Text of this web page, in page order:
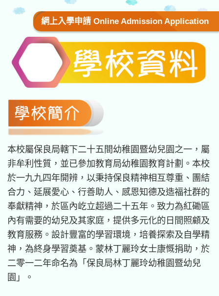
網上入學申請 Online Admission Application
本校屬保良局轄下二十五間幼稚園暨幼兒園之一，屬
非牟利性質，並已參加教育局幼稚園教育計劃。本校
於一九九四年開辨，以秉持保良精神相互尊重、團結
合力、延展愛心、行善助人、感恩知德及造福社群的
奉獻精神，於區內屹立超過二十五年。致力為紅磡區
內有需要的幼兒及其家庭，提供多元化的日間照顧及
教育服務。設計豐富的學習環境，培養探索及自學精
神，為終身學習奠基。蒙林丁麗玲女士康慨捐助，於
二零一二年命名為「保良局林丁麗玲幼稚園暨幼兒
園」。